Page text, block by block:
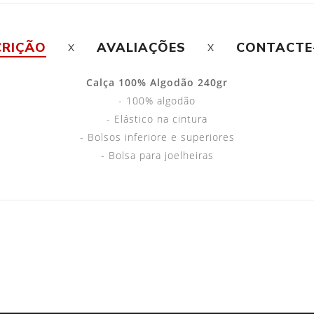
AVALIAÇÕES
Calça 100% Algodão 240gr
- 100% algodão
- Elástico na cintura
- Bolsos inferiore e superiores
- Bolsa para joelheiras